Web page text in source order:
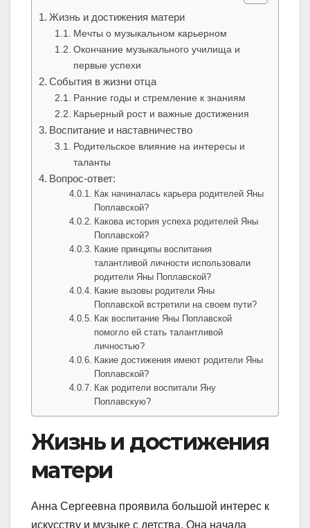
Жизнь и достижения матери
Мечты о музыкальном карьерном
Окончание музыкального училища и
первые успехи
События в жизни отца
Ранние годы и стремление к знаниям
Карьерный рост и важные достижения
Воспитание и наставничество
Родительское влияние на интересы и
таланты
Вопрос-ответ:
Как начиналась карьера родителей Яны
Поплавской?
Какова история успеха родителей Яны
Поплавской?
Какие принципы воспитания
талантливой личности использовали
родители Яны Поплавской?
Какие вызовы родители Яны
Поплавской встретили на своем пути?
Как воспитание Яны Поплавской
помогло ей стать талантливой
личностью?
Какие достижения имеют родители Яны
Поплавской?
Как родители воспитали Яну
Поплавскую?
Жизнь и достижения
матери
Анна Сергеевна проявила большой интерес к
искусству и музыке с детства. Она начала